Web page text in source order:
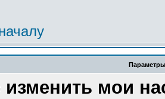
изменить мои